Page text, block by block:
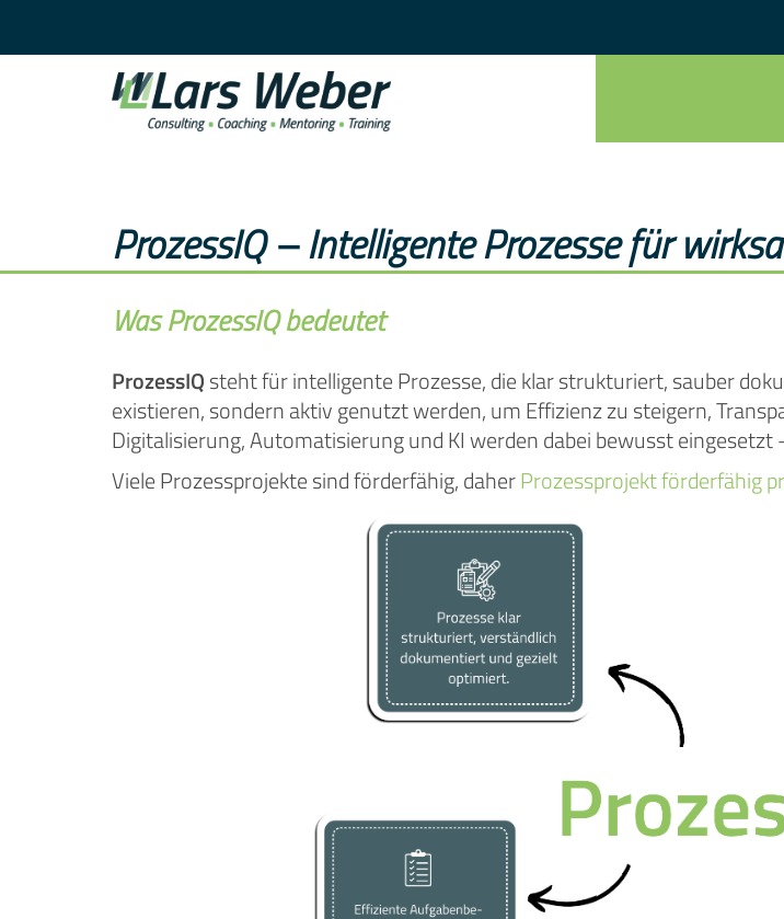
ProzessIQ – Intelligente Prozesse für
Was ProzessIQ bedeutet
ProzessIQsteht für intelligente Prozesse, die klar strukturiert, sauber
existieren, sondern aktiv genutzt werden, um Effizienz zu steigern,
Digitalisierung, Automatisierung und KI werden dabei bewusst
Viele Prozessprojekte sind förderfähig, daherProzessprojekt förderfähig